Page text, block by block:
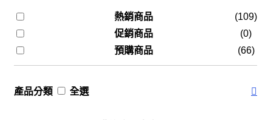
熱銷商品
(109)
促銷商品
(0)
預購商品
(66)
產品分類 全選